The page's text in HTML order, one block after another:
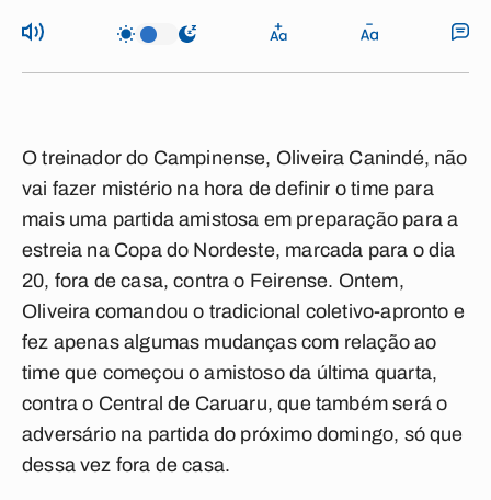
O treinador do Campinense, Oliveira Canindé, não
vai fazer mistério na hora de definir o time para
mais uma partida amistosa em preparação para a
estreia na Copa do Nordeste, marcada para o dia
20, fora de casa, contra o Feirense. Ontem,
Oliveira comandou o tradicional coletivo-apronto e
fez apenas algumas mudanças com relação ao
time que começou o amistoso da última quarta,
contra o Central de Caruaru, que também será o
adversário na partida do próximo domingo, só que
dessa vez fora de casa.